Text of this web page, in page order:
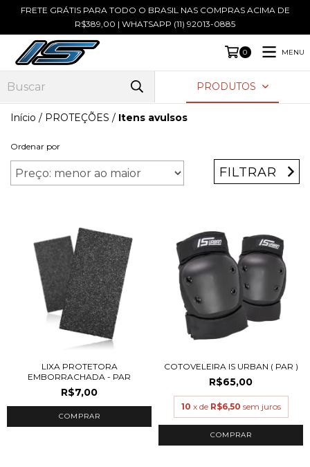
FRETE GRÁTIS PARA TODO O BRASIL NAS COMPRAS ACIMA DE
R$389,00 | WHATSAPP (11) 92013-0885
0 MENU
PRODUTOS
Início / PROTEÇÕES / Itens avulsos
Ordenar por
FILTRAR
LIXA PROTETORA
EMBORRACHADA - PAR
R$7,00
COTOVELEIRA IS URBAN ( PAR )
R$65,00
10 x de R$6,50 sem juros
COMPRAR